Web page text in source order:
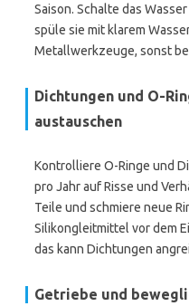
Saison. Schalte das
spüle sie mit klarem
Metallwerkzeuge, sonst
Dichtungen und O-
austauschen
Kontrolliere O-Ringe und
pro Jahr auf Risse und
Teile und schmiere neue
Silikongleitmittel vor dem
das kann Dichtungen
Getriebe und